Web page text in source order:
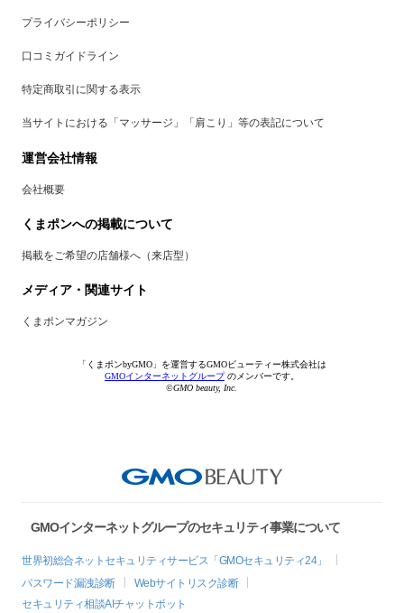
プライバシーポリシー
口コミガイドライン
特定商取引に関する表示
当サイトにおける「マッサージ」「肩こり」等の表記について
運営会社情報
会社概要
くまポンへの掲載について
掲載をご希望の店舗様へ（来店型）
メディア・関連サイト
くまポンマガジン
「くまポンbyGMO」を運営するGMOビューティー株式会社は
GMOインターネットグループのメンバーです。
©GMO beauty, Inc.
GMOインターネットグループのセキュリティ事業について
世界初総合ネットセキュリティサービス「GMOセキュリティ24」
パスワード漏洩診断
Webサイトリスク診断
セキュリティ相談AIチャットボット